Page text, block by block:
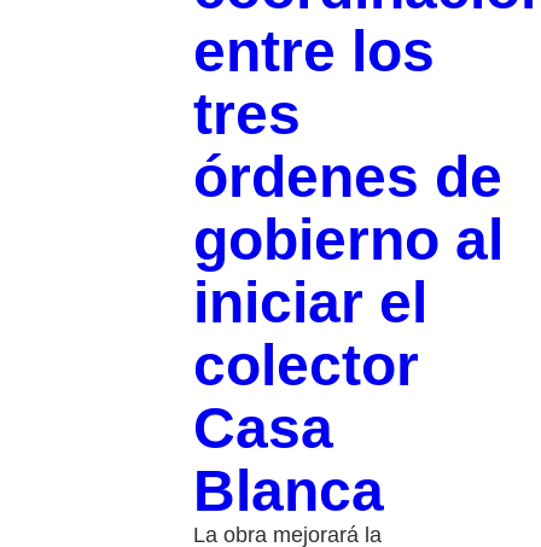
entre los
tres
órdenes de
gobierno al
iniciar el
colector
Casa
Blanca
La obra mejorará la